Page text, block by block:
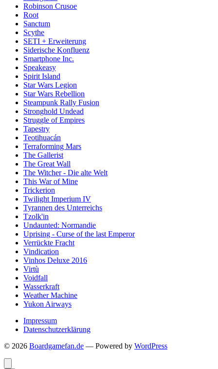
Robinson Crusoe
Root
Sanctum
Scythe
SETI + Erweiterung
Siderische Konfluenz
Smartphone Inc.
Speakeasy
Spirit Island
Star Wars Legion
Star Wars Rebellion
Steampunk Rally Fusion
Stronghold Undead
Struggle of Empires
Tapestry
Teotihuacán
Terraforming Mars
The Gallerist
The Great Wall
The Witcher - Die alte Welt
This War of Mine
Trickerion
Twilight Imperium IV
Tyrannen des Unterreichs
Tzolk'in
Undaunted: Normandie
Uprising - Curse of the last Emperor
Verrückte Fracht
Vindication
Vinhos Deluxe 2016
Virtù
Voidfall
Wasserkraft
Weather Machine
Yukon Airways
Impressum
Datenschutzerklärung
© 2026 Boardgamefan.de — Powered by WordPress